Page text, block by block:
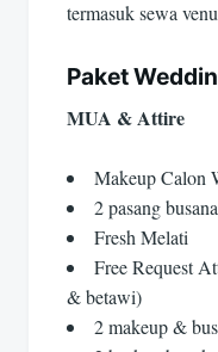
termasuk sewa
Paket
MUA & Attire
Makeup Calon
2 pasang
Fresh Melati
Free Request
& betawi)
2 makeup &